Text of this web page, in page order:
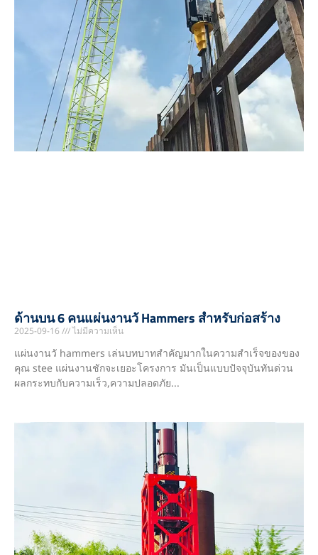
ด้านบน 6 คนแผ่นงานวั Hammers สำหรับก่อสร้าง
2025-09-16 ไม่มีความเห็น
แผ่นงานวั hammers เล่นบทบาทสำคัญมากในความสำเร็จของของ
คุณ stee แผ่นงานชักจะเยอะโครงการ มันเป็นแบบปัจจุบันทันด่วน
ผลกระทบกับความเร็ว,ความปลอดภัย...